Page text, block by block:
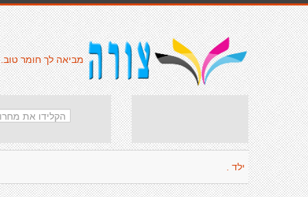
מביאה לך חומר טוב.
ילד .